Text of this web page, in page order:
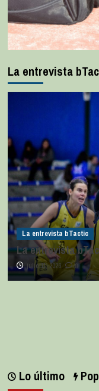
La entrevista
La entrevista bTactic
La entrevista
julio 11, 2026 0
Lo último